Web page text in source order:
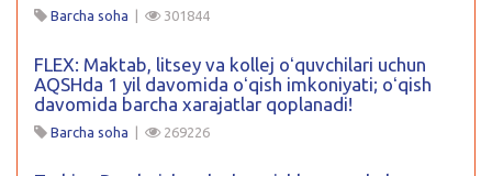
Barcha soha 301844
FLEX: Maktab, litsey va kollej oʻquvchilari uchun
AQSHda 1 yil davomida oʻqish imkoniyati; oʻqish
davomida barcha xarajatlar qoplanadi!
Barcha soha 269226